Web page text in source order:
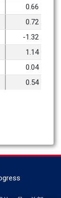
0.66
0.72
-1.32
1.14
0.04
0.54